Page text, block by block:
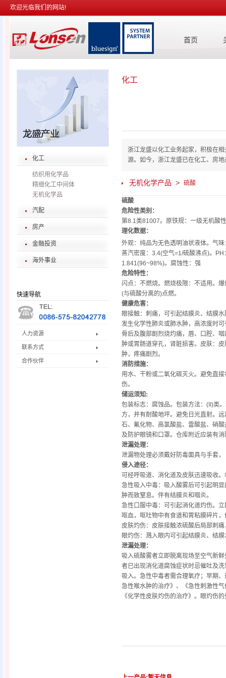
欢迎光临我们的网站!
首页
化工
纺织用化学品
精细化工中间体
无机化学品
汽配
房产
金融投资
海外事业
快速导航
人力资源
联系方式
合作伙伴
化工
浙江龙盛以化工业务起家，积极在
源。如今，浙江龙盛已在化工、房
无机化学产品 > 硫酸
硫酸
危险性类别：
第8.1类81007。原铁规：一级无机酸
理化数据：
外观：纯品为无色透明油状液体。气
蒸汽密度：3.4(空气=1/硫酸沸点)。
1.841(96~98%)。腐蚀性：强
危险特性：
闪点：不燃烧。燃烧极限：不适用。
(与硫酸分离的)点燃。
健康危害：
眼接触：刺痛，可引起结膜炎、结膜
发生化学性肺炎或肺水肿，高浓度时
骨后及腹部剧烈烧灼痛，唇、口腔、
肿或胃肠道穿孔，肾脏损害。皮肤：
肿，疼痛剧烈。
消防措施：
用水、干粉或二氧化碳灭火。避免直
伤。
储运须知:
包装标志：腐蚀品。包装方法：(II)类
方，并有耐酸地坪。避免日光直射。
石、氟化物、高氯酸盐、雷酸盐、硝
及防护眼镜和口罩。仓库附近应装有
泄漏处理：
泄漏物处理必须戴好防毒面具与手套
侵入途径：
可经呼吸道、消化道及皮肤迅速吸收
急性吸入中毒：吸入酸雾后可引起明
肿而致窒息。伴有结膜炎和咽炎。
急性口服中毒：可引起消化道灼伤。
呕血，呕吐物中有食道和胃粘膜碎片
皮肤灼伤：皮肤接触浓硫酸后局部刺
眼灼伤：溅入眼内可引起结膜炎、结
泄漏处理：
吸入硫酸雾者立即脱离现场至空气新
者已出现消化道腐蚀症状时忌催吐及
吸入。急性中毒者需合理氧疗；早期
急性喉水肿的治疗》、《急性刺激性
《化学性皮肤灼伤的治疗》。眼灼伤